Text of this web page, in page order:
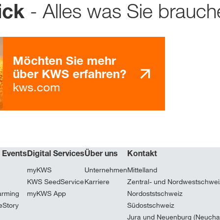
- Alles was Sie
Möchten Sie mehr
über KWS erfahren?
kws.com
Digital Services
myKWS
KWS SeedService
myKWS App
Über uns
Unternehmen
Karriere
Kontakt
Mittelland
Zentral- und
Nordoststschweiz
Südostschweiz
Jura und Neuenburg